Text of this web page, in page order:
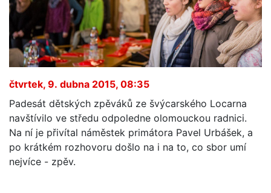
čtvrtek, 9. dubna 2015, 08:35
Padesát dětských zpěváků ze švýcarského Locarna
navštívilo ve středu odpoledne olomouckou radnici.
Na ní je přivítal náměstek primátora Pavel Urbášek, a
po krátkém rozhovoru došlo na i na to, co sbor umí
nejvíce - zpěv.